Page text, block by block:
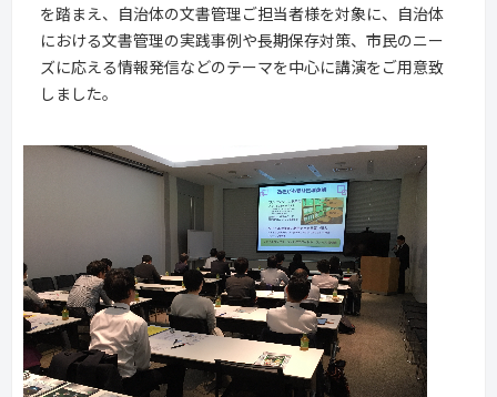
を踏まえ、自治体の文書管理ご担当者様を対象に、自治体
における文書管理の実践事例や長期保存対策、市民のニー
ズに応える情報発信などのテーマを中心に講演をご用意致
しました。